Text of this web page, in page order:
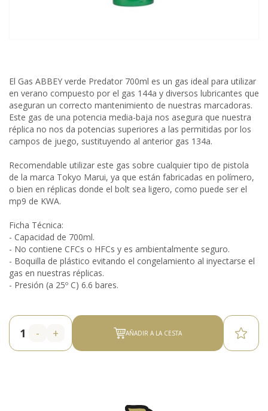
El Gas ABBEY verde Predator 700ml es un gas ideal para utilizar
en verano compuesto por el gas 144a y diversos lubricantes que
aseguran un correcto mantenimiento de nuestras marcadoras.
Este gas de una potencia media-baja nos asegura que nuestra
réplica no nos da potencias superiores a las permitidas por los
campos de juego, sustituyendo al anterior gas 134a.
Recomendable utilizar este gas sobre cualquier tipo de pistola
de la marca Tokyo Marui, ya que están fabricadas en polímero,
o bien en réplicas donde el bolt sea ligero, como puede ser el
mp9 de KWA.
Ficha Técnica:
- Capacidad de 700ml.
- No contiene CFCs o HFCs y es ambientalmente seguro.
- Boquilla de plástico evitando el congelamiento al inyectarse el
gas en nuestras réplicas.
- Presión (a 25º C) 6.6 bares.
- + AÑADIR A LA CESTA